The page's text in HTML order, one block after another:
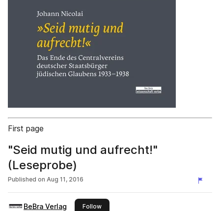
First page
"Seid mutig und aufrecht!"
(Leseprobe)
Published on Aug 11, 2016
BeBra Verlag Followthis publisher